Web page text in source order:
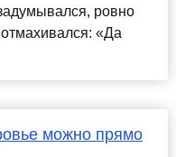
ровно
«Да
можно прямо